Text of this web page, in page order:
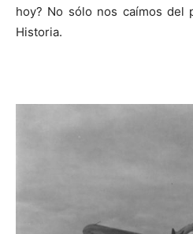
hoy? No sólo nos caímos del
Historia.